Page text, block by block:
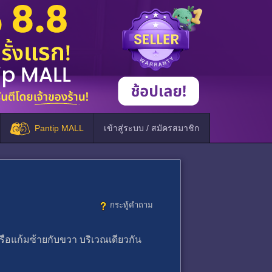
Pantip MALL เข้าสู่ระบบ / สมัครสมาชิก
กระทู้คำถาม
แก้มซ้ายกับขวา บริเวณเดียวกัน